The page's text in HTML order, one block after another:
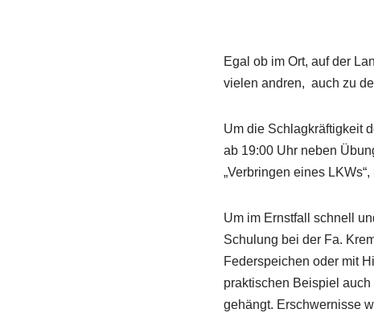
Egal ob im Ort, auf der
vielen andren, auch zu
Um die Schlagkräftigkeit
ab 19:00 Uhr neben
„Verbringen eines
Um im Ernstfall schnell
Schulung bei der Fa.
Federspeichen oder mit
praktischen Beispiel
gehängt. Erschwernisse